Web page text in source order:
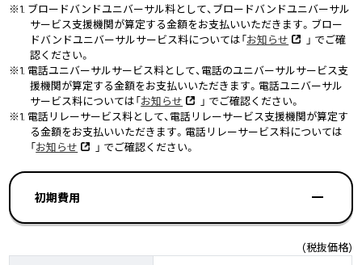
※1. ブロードバンドユニバーサル料として、ブロードバンドユニバーサル
サービス支援機関が算定する金額をお支払いいただきます。ブロー
ドバンドユニバーサルサービス料については「お知らせ
」 でご確
認ください。
※1. 電話ユニバーサルサービス料として、電話のユニバーサルサービス支
援機関が算定する金額をお支払いいただきます。電話ユニバーサル
サービス料については「お知らせ
」 でご確認ください。
※1. 電話リレーサービス料として、電話リレーサービス支援機関が算定す
る金額をお支払いいただきます。電話リレーサービス料については
「お知らせ 」 でご確認ください。
初期費用
(税抜価格)